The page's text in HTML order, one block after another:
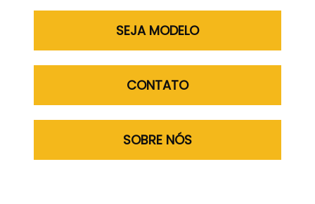
SEJA MODELO
CONTATO
SOBRE NÓS
ADELAIDE DIAS